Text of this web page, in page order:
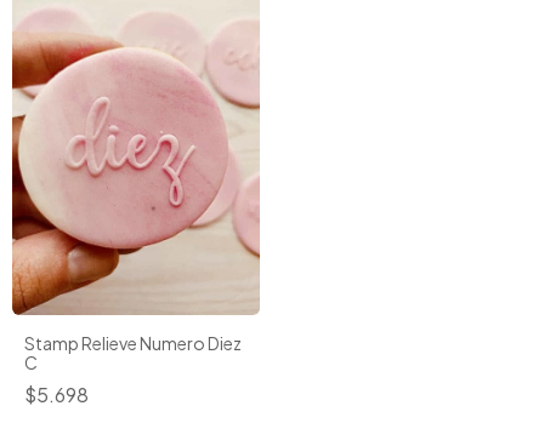
Stamp Relieve Numero Diez
C
$5.698